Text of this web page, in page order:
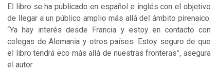
El libro se ha publicado en español e inglés con el objetivo
de llegar a un público amplio más allá del ámbito pirenaico.
“Ya hay interés desde Francia y estoy en contacto con
colegas de Alemania y otros países. Estoy seguro de que
el libro tendrá eco más allá de nuestras fronteras”, asegura
el autor.